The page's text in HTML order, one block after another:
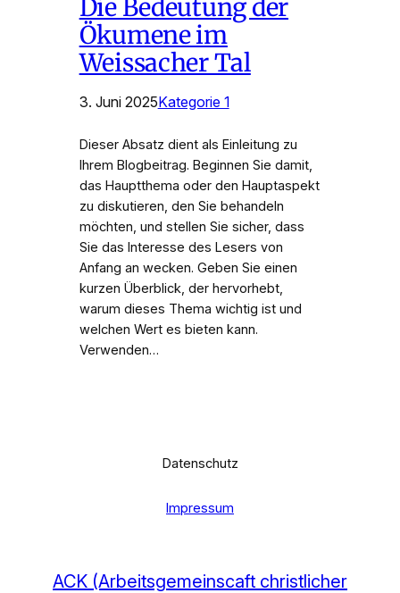
Die Bedeutung der
Ökumene im
Weissacher Tal
3. Juni 2025Kategorie 1
Dieser Absatz dient als Einleitung zu
Ihrem Blogbeitrag. Beginnen Sie damit,
das Hauptthema oder den Hauptaspekt
zu diskutieren, den Sie behandeln
möchten, und stellen Sie sicher, dass
Sie das Interesse des Lesers von
Anfang an wecken. Geben Sie einen
kurzen Überblick, der hervorhebt,
warum dieses Thema wichtig ist und
welchen Wert es bieten kann.
Verwenden…
Datenschutz
Impressum
ACK (Arbeitsgemeinscaft christlicher